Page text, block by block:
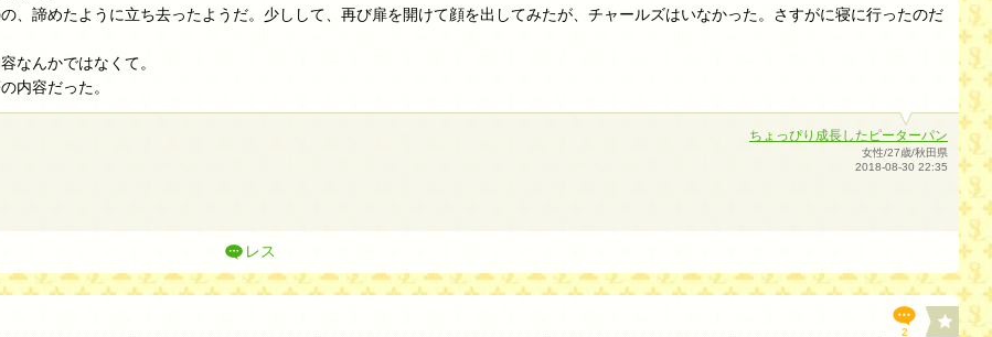
、諦めたように立ち去ったようだ。少しして、再び扉を開けて顔を出してみたが、チャールズはいなかった。さすがに寝に行ったのだ
なんかではなくて。
内容だった。
ちょっぴり成長したピーターパン
女性/27歳/秋田県
2018-08-30 22:35
レス
2